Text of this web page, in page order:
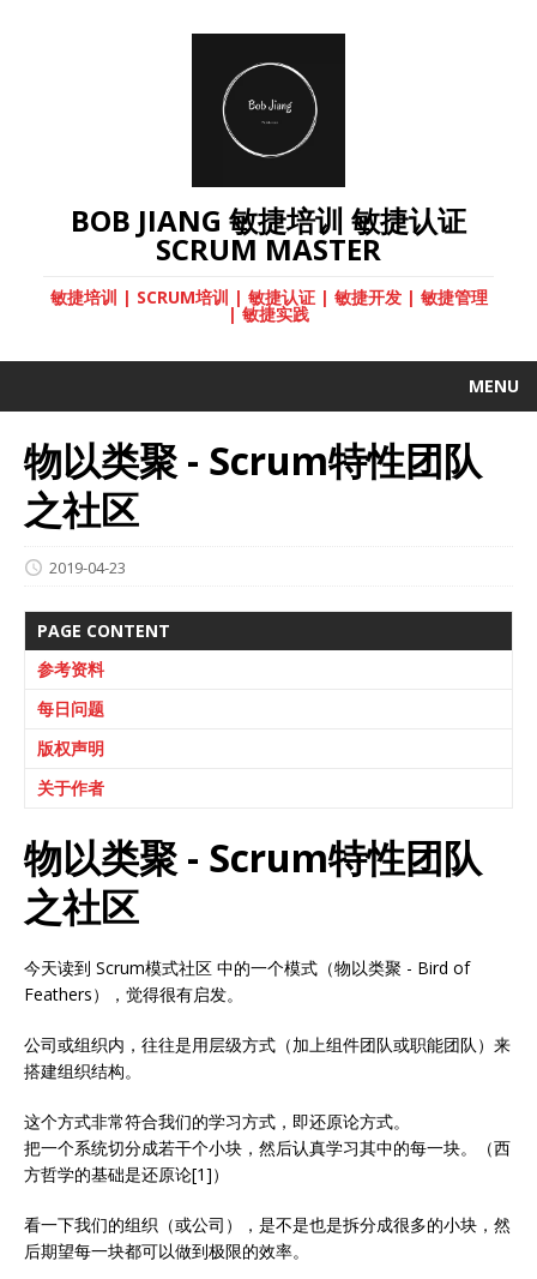
BOB JIANG 敏捷培训 敏捷认证
SCRUM MASTER
敏捷培训 | SCRUM培训 | 敏捷认证 | 敏捷开发 | 敏捷管理
| 敏捷实践
MENU
物以类聚 - Scrum特性团队
之社区
2019-04-23
PAGE CONTENT
参考资料
每日问题
版权声明
关于作者
物以类聚 - Scrum特性团队
之社区
今天读到 Scrum模式社区 中的一个模式（物以类聚 - Bird of
Feathers），觉得很有启发。
公司或组织内，往往是用层级方式（加上组件团队或职能团队）来
搭建组织结构。
这个方式非常符合我们的学习方式，即还原论方式。
把一个系统切分成若干个小块，然后认真学习其中的每一块。（西
方哲学的基础是还原论[1]）
看一下我们的组织（或公司），是不是也是拆分成很多的小块，然
后期望每一块都可以做到极限的效率。